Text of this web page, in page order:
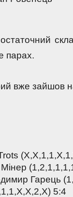
парах.
вже зайшов
Гарець
5:4